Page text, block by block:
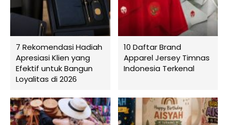
7 Rekomendasi Hadiah
Apresiasi Klien yang
Efektif untuk Bangun
Loyalitas di 2026
10 Daftar Brand
Apparel Jersey Timnas
Indonesia Terkenal